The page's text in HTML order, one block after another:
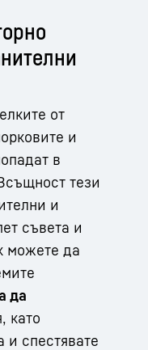
от
и
в
тези
и
съвета и
можете да
да
като
и спестявате